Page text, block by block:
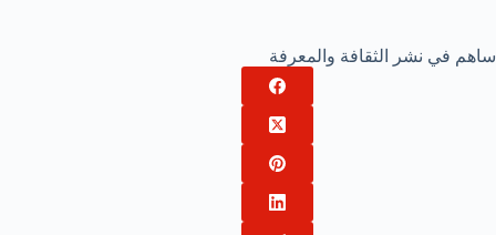
ساهم في نشر الثقافة والمعرفة